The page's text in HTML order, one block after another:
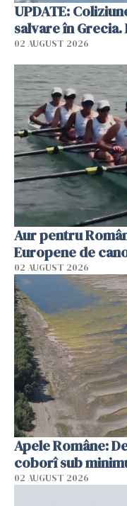
UPDATE:
salvare în
02 AUGUST 2026
Aur pentru
Europene de
02 AUGUST 2026
Apele Române:
coborî sub
02 AUGUST 2026